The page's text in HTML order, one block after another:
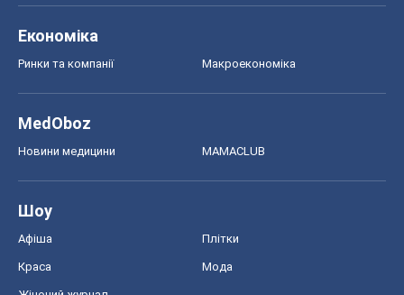
Економіка
Ринки та компанії Макроекономіка
MedOboz
Новини медицини MAMACLUB
Шоу
Афіша Плітки
Краса Мода